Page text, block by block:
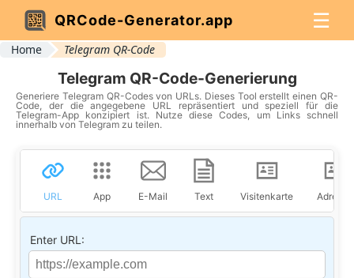
QRCode-Generator.app ☰
Home Telegram QR-Code
Telegram QR-Code-Generierung
Generiere Telegram QR-Codes von URLs. Dieses Tool erstellt einen QR-
Code, der die angegebene URL repräsentiert und speziell für die
Telegram-App konzipiert ist. Nutze diese Codes, um Links schnell
innerhalb von Telegram zu teilen.
URL App E-Mail Text Visitenkarte Adresse
Enter URL: